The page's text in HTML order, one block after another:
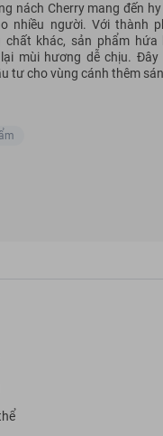
nách Cherry mang đến
nhiều người. Với thành
chất khác, sản phẩm hứa
mùi hương dễ chịu. Đây
tư cho vùng cánh thêm